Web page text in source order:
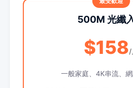
500M 光纖
$158/
一般家庭、4K串流、